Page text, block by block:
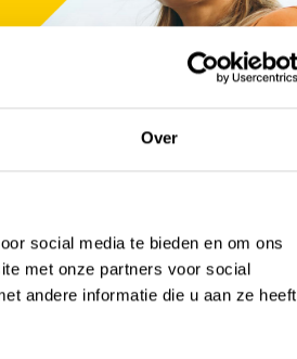
Over
social media te bieden en om ons
met onze partners voor social
andere informatie die u aan ze heeft